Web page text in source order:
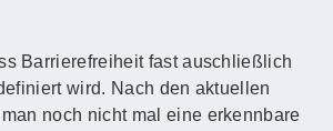
Barrierefreiheit fast auschließlich
wird. Nach den aktuellen
noch nicht mal eine erkennbare